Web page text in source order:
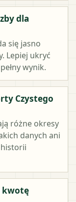
dla
się jasno
Lepiej ukryć
wynik.
Czystego
różne okresy
danych ani
historii
kwotę